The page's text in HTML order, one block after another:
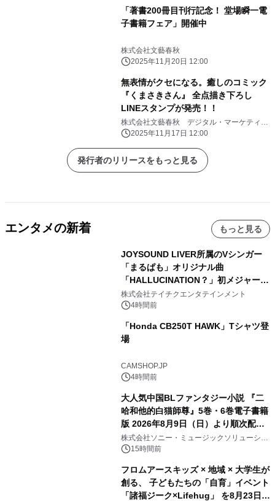
「著書200冊目刊行記念！ 堂場瞬一電
子書籍フェア」開催中
株式会社文藝春秋
2025年11月20日 12:00
無表情がクセになる。癒しのコミック
『くまさきさん』 全点描き下ろし
LINEスタンプが発売！！
株式会社文藝春秋 デジタル・マーケティン
グ部2025年11月17日 12:00
発行者のリリースをもっと見る
エンタメの新着 もっと見る
JOYSOUND LIVER所属のVシンガー
「まるぱも」オリジナル曲
「HALLUCINATION？」初メジャー配
信リリース決定！
株式会社テイチクエンタテインメント
4時間前
「Honda CB250T HAWK」Tシャツ登
場
CAMSHOP.JP
4時間前
大人気中国BLファンタジー小説 『二
哈和他的白猫師尊』5巻・6巻電子書籍
版 2026年8月9日（日）より順次配信
開始
株式会社ソニー・ミュージックソリューショ
ンズ15時間前
フロムアースキッズ × 地域 × 大学生が
創る、 子どもたちの「自育」イベント
「諸福ジーク×Lifehug」 を8月23日